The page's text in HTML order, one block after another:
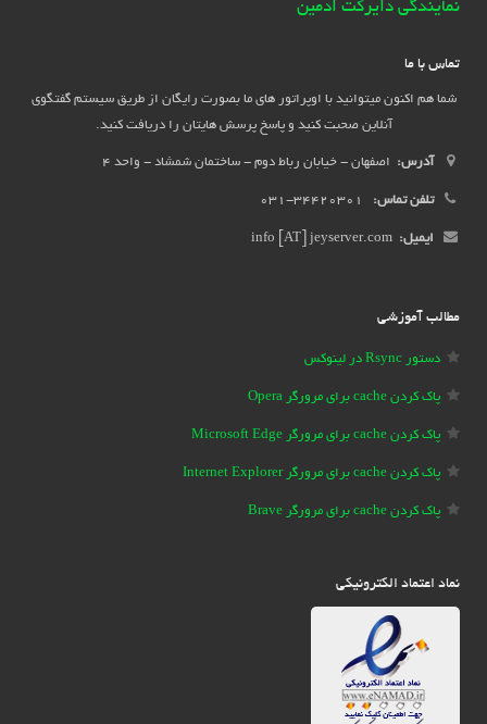
نمایندگی دایرکت ادمین
تماس با ما
شما هم اکنون میتوانید با اوپراتور های ما بصورت رایگان از طریق سیستم گفتگوی
آنلاین صحبت کنید و پاسخ پرسش هایتان را دریافت کنید.
آدرس: اصفهان - خیابان رباط دوم - ساختمان شمشاد - واحد 4
تلفن تماس:
ایمیل:
مطالب آموزشی
دستور Rsync در لینوکس
پاک کردن cache برای مرورگر Opera
پاک کردن cache برای مرورگر Microsoft Edge
پاک کردن cache برای مرورگر Internet Explorer
پاک کردن cache برای مرورگر Brave
نماد اعتماد الکترونیکی